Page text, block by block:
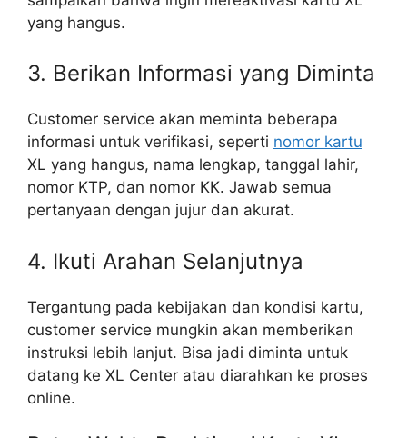
yang hangus.
3. Berikan Informasi yang Diminta
Customer service akan meminta beberapa
informasi untuk verifikasi, seperti nomor kartu
XL yang hangus, nama lengkap, tanggal lahir,
nomor KTP, dan nomor KK. Jawab semua
pertanyaan dengan jujur dan akurat.
4. Ikuti Arahan Selanjutnya
Tergantung pada kebijakan dan kondisi kartu,
customer service mungkin akan memberikan
instruksi lebih lanjut. Bisa jadi diminta untuk
datang ke XL Center atau diarahkan ke proses
online.